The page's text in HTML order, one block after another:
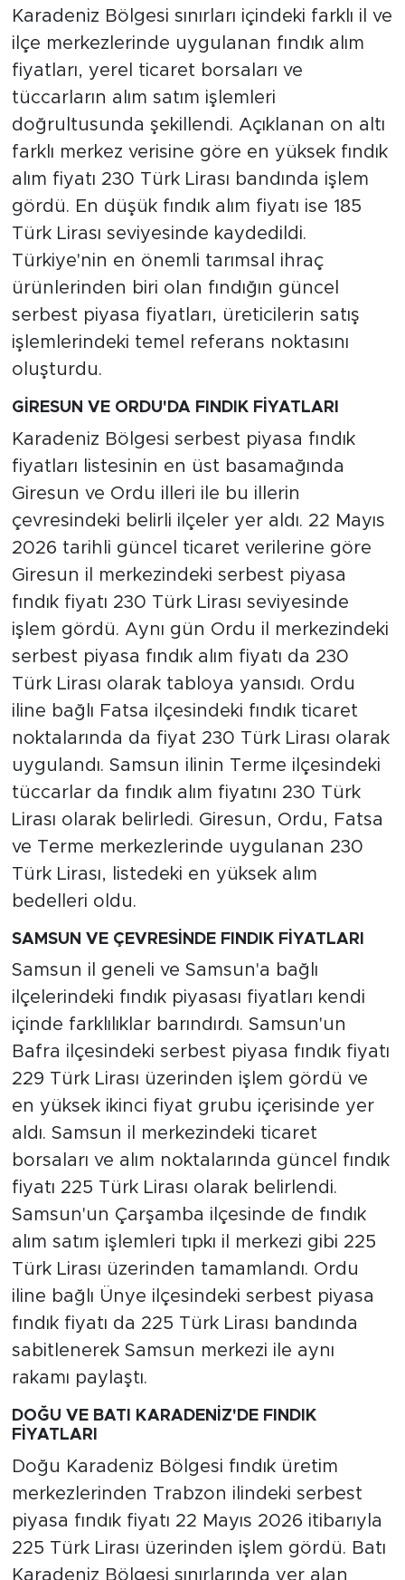
Karadeniz Bölgesi sınırları içindeki farklı il ve
ilçe merkezlerinde uygulanan fındık alım
fiyatları, yerel ticaret borsaları ve
tüccarların alım satım işlemleri
doğrultusunda şekillendi. Açıklanan on altı
farklı merkez verisine göre en yüksek fındık
alım fiyatı 230 Türk Lirası bandında işlem
gördü. En düşük fındık alım fiyatı ise 185
Türk Lirası seviyesinde kaydedildi.
Türkiye'nin en önemli tarımsal ihraç
ürünlerinden biri olan fındığın güncel
serbest piyasa fiyatları, üreticilerin satış
işlemlerindeki temel referans noktasını
oluşturdu.
GİRESUN VE ORDU'DA FINDIK FİYATLARI
Karadeniz Bölgesi serbest piyasa fındık
fiyatları listesinin en üst basamağında
Giresun ve Ordu illeri ile bu illerin
çevresindeki belirli ilçeler yer aldı. 22 Mayıs
2026 tarihli güncel ticaret verilerine göre
Giresun il merkezindeki serbest piyasa
fındık fiyatı 230 Türk Lirası seviyesinde
işlem gördü. Aynı gün Ordu il merkezindeki
serbest piyasa fındık alım fiyatı da 230
Türk Lirası olarak tabloya yansıdı. Ordu
iline bağlı Fatsa ilçesindeki fındık ticaret
noktalarında da fiyat 230 Türk Lirası olarak
uygulandı. Samsun ilinin Terme ilçesindeki
tüccarlar da fındık alım fiyatını 230 Türk
Lirası olarak belirledi. Giresun, Ordu, Fatsa
ve Terme merkezlerinde uygulanan 230
Türk Lirası, listedeki en yüksek alım
bedelleri oldu.
SAMSUN VE ÇEVRESİNDE FINDIK FİYATLARI
Samsun il geneli ve Samsun'a bağlı
ilçelerindeki fındık piyasası fiyatları kendi
içinde farklılıklar barındırdı. Samsun'un
Bafra ilçesindeki serbest piyasa fındık fiyatı
229 Türk Lirası üzerinden işlem gördü ve
en yüksek ikinci fiyat grubu içerisinde yer
aldı. Samsun il merkezindeki ticaret
borsaları ve alım noktalarında güncel fındık
fiyatı 225 Türk Lirası olarak belirlendi.
Samsun'un Çarşamba ilçesinde de fındık
alım satım işlemleri tıpkı il merkezi gibi 225
Türk Lirası üzerinden tamamlandı. Ordu
iline bağlı Ünye ilçesindeki serbest piyasa
fındık fiyatı da 225 Türk Lirası bandında
sabitlenerek Samsun merkezi ile aynı
rakamı paylaştı.
DOĞU VE BATI KARADENİZ'DE FINDIK
FİYATLARI
Doğu Karadeniz Bölgesi fındık üretim
merkezlerinden Trabzon ilindeki serbest
piyasa fındık fiyatı 22 Mayıs 2026 itibarıyla
225 Türk Lirası üzerinden işlem gördü. Batı
Karadeniz Bölgesi sınırlarında yer alan